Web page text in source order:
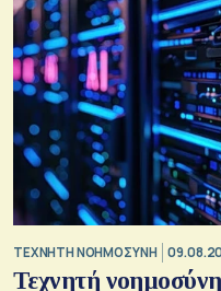
TΕΧΝΗΤΗ ΝΟΗΜΟΣΥΝΗ
Τεχνητή